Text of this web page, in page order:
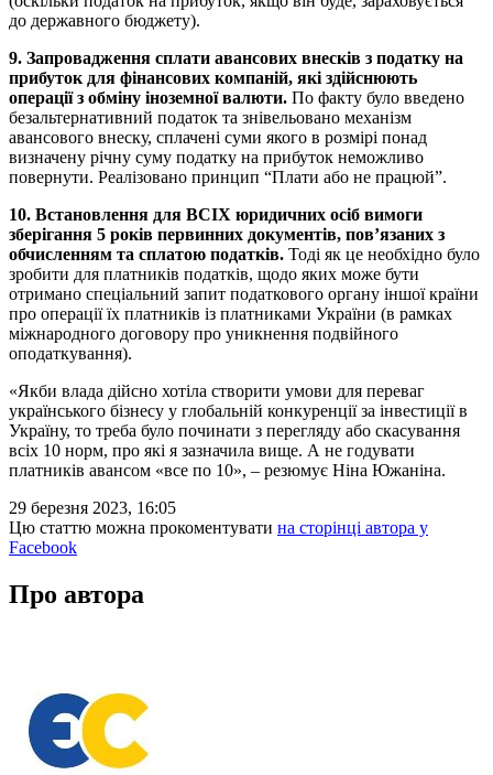
до державного бюджету).
9. Запровадження сплати авансових внесків з податку на
прибуток для фінансових компаній, які здійснюють
операції з обміну іноземної валюти. По факту було введено
безальтернативний податок та знівельовано механізм
авансового внеску, сплачені суми якого в розмірі понад
визначену річну суму податку на прибуток неможливо
повернути. Реалізовано принцип “Плати або не працюй”.
10. Встановлення для ВСІХ юридичних осіб вимоги
зберігання 5 років первинних документів, пов’язаних з
обчисленням та сплатою податків. Тоді як це необхідно було
зробити для платників податків, щодо яких може бути
отримано спеціальний запит податкового органу іншої країни
про операції їх платників із платниками України (в рамках
міжнародного договору про уникнення подвійного
оподаткування).
«Якби влада дійсно хотіла створити умови для переваг
українського бізнесу у глобальній конкуренції за інвестиції в
Україну, то треба було починати з перегляду або скасування
всіх 10 норм, про які я зазначила вище. А не годувати
платників авансом «все по 10», – резюмує Ніна Южаніна.
29 березня 2023, 16:05
Цю статтю можна прокоментувати на сторінці автора у
Facebook
Про автора